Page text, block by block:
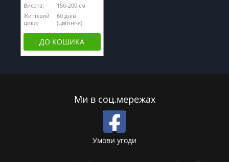
Висота:
150-200 см
Життєвий
цикл:
60 днів
(цвітіння)
ДО КОШИКА
Ми в соц.мережах
Умови угоди